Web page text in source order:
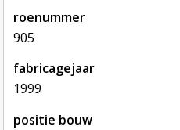
roenummer
905
fabricagejaar
1999
positie bouw